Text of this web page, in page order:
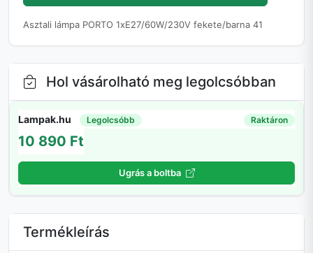
Asztali lámpa PORTO 1xE27/60W/230V fekete/barna 41
Hol vásárolható meg legolcsóbban
Lampak.hu Legolcsóbb Raktáron
10 890 Ft
Ugrás a boltba
Termékleírás